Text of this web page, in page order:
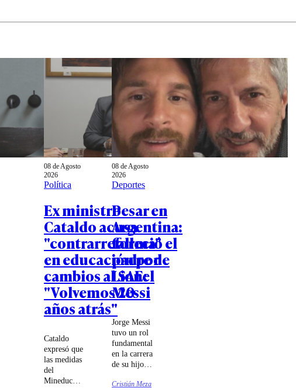
08 de Agosto
2026
Política
Ex ministro
Cataldo acusa
"contrarreforma"
en educación por
cambios al SAE:
"Volvemos 20
años atrás"
Cataldo
expresó que
las medidas
del
Mineduc
08 de Agosto
2026
Deportes
Pesar en
Argentina:
falleció el
padre de
Lionel
Messi
Jorge Messi
tuvo un rol
fundamental
en la carrera
de su hijo,
España para
Cristián Meza